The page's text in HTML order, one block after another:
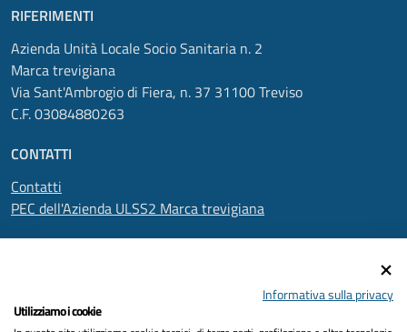
RIFERIMENTI
Azienda Unità Locale Socio Sanitaria n. 2
Marca trevigiana
Via Sant'Ambrogio di Fiera, n. 37 31100 Treviso
C.F. 03084880263
CONTATTI
Contatti
PEC dell'Azienda ULSS2 Marca trevigiana
Informativa sulla privacy
Utilizziamo i cookie